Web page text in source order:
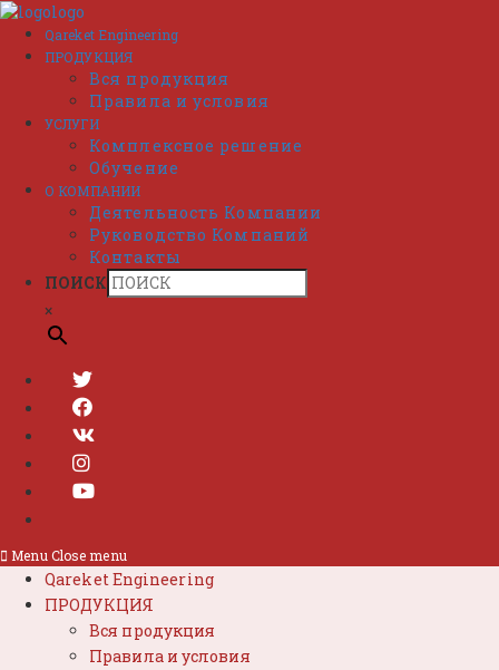
Перейти
содержимому
Qareket Engineering
ПРОДУКЦИЯ
Вся продукция
Правила и условия
УСЛУГИ
Комплексное решение
Обучение
О КОМПАНИИ
Деятельность Компании
Руководство Компаний
Контакты
ПОИСК
×
Menu Close menu
Qareket Engineering
ПРОДУКЦИЯ
Вся продукция
Правила и условия